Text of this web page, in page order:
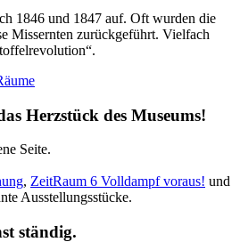
1846 und 1847 auf. Oft wurden die
Missernten zurückgeführt. Vielfach
Herzstück des Museums!
Seite.
, ZeitRaum 6 Volldampf voraus! und
Ausstellungsstücke.
ständig.